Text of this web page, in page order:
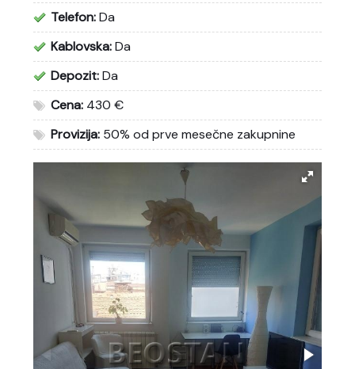
Telefon:Da
Kablovska:Da
Depozit:Da
Cena: 430 €
Provizija: 50% od prve mesečne zakupnine